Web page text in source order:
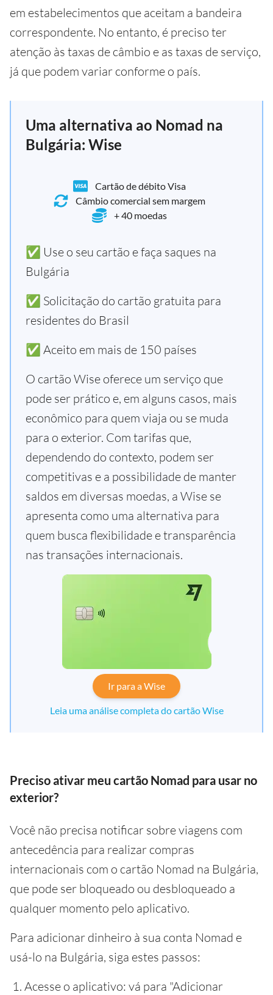
em estabelecimentos que aceitam a bandeira
correspondente. No entanto, é preciso ter
atenção às taxas de câmbio e as taxas de serviço,
já que podem variar conforme o país.
Uma alternativa ao Nomad na
Bulgária: Wise
Cartão de débito Visa
Câmbio comercial sem margem
+ 40 moedas
✅ Use o seu cartão e faça saques na
Bulgária
✅ Solicitação do cartão gratuita para
residentes do Brasil
✅ Aceito em mais de 150 países
O cartão Wise oferece um serviço que
pode ser prático e, em alguns casos, mais
econômico para quem viaja ou se muda
para o exterior. Com tarifas que,
dependendo do contexto, podem ser
competitivas e a possibilidade de manter
saldos em diversas moedas, a Wise se
apresenta como uma alternativa para
quem busca flexibilidade e transparência
nas transações internacionais.
Ir para a Wise
Leia uma análise completa do cartão Wise
Preciso ativar meu cartão Nomad para usar no
exterior?
Você não precisa notificar sobre viagens com
antecedência para realizar compras
internacionais com o cartão Nomad na Bulgária,
que pode ser bloqueado ou desbloqueado a
qualquer momento pelo aplicativo.
Para adicionar dinheiro à sua conta Nomad e
usá-lo na Bulgária, siga estes passos:
Acesse o aplicativo: vá para "Adicionar